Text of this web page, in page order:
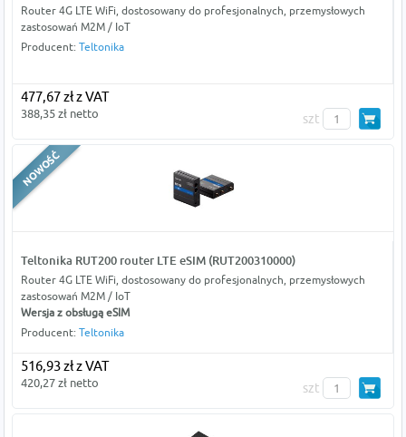
Router 4G LTE WiFi, dostosowany do profesjonalnych, przemysłowych
zastosowań M2M / IoT
Producent: Teltonika
477,67 zł z VAT
388,35 zł netto szt
Teltonika RUT200 router LTE eSIM (RUT200310000)
Router 4G LTE WiFi, dostosowany do profesjonalnych, przemysłowych
zastosowań M2M / IoT
Wersja z obsługą eSIM
Producent: Teltonika
516,93 zł z VAT
420,27 zł netto szt